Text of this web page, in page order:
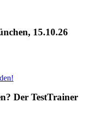
15.10.26
Der TestTrainer